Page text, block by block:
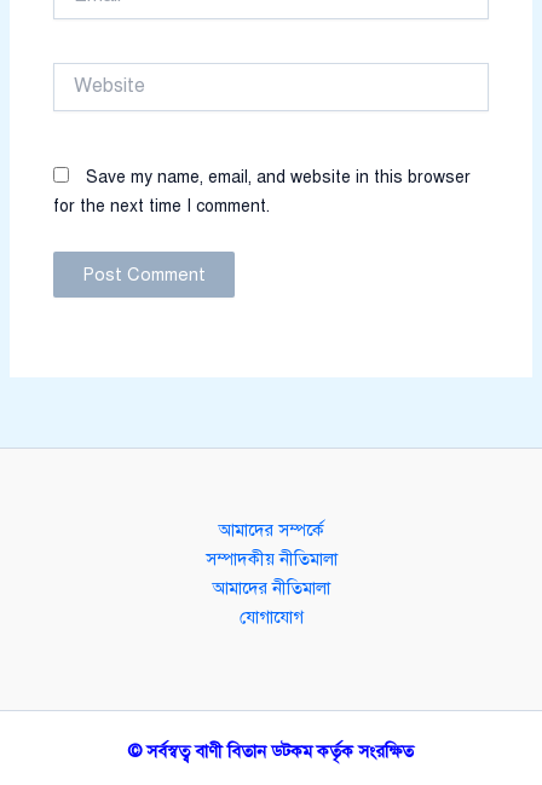
Website
Save my name, email, and website in this browser
for the next time I comment.
আমাদের সম্পর্কে
সম্পাদকীয় নীতিমালা
আমাদের নীতিমালা
যোগাযোগ
© সর্বস্বত্ব বাণী বিতান ডটকম কর্তৃক সংরক্ষিত